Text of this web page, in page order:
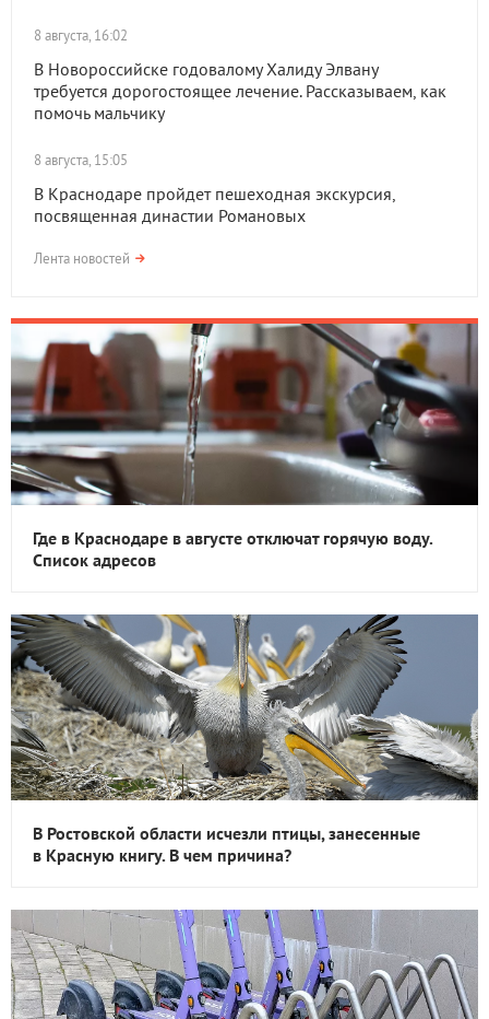
8 августа, 16:02
В Новороссийске годовалому Халиду Элвану
требуется дорогостоящее лечение. Рассказываем, как
помочь мальчику
8 августа, 15:05
В Краснодаре пройдет пешеходная экскурсия,
посвященная династии Романовых
Лента новостей
Где в Краснодаре в августе отключат горячую воду.
Список адресов
В Ростовской области исчезли птицы, занесенные
в Красную книгу. В чем причина?